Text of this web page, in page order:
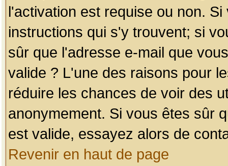
l'activation est requise ou non.
instructions qui s'y trouvent; si
sûr que l'adresse e-mail que
valide ? L'une des raisons pour
réduire les chances de voir des
anonymement. Si vous êtes sûr
est valide, essayez alors de
Revenir en haut de page